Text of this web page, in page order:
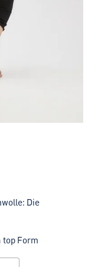
Die
top Form